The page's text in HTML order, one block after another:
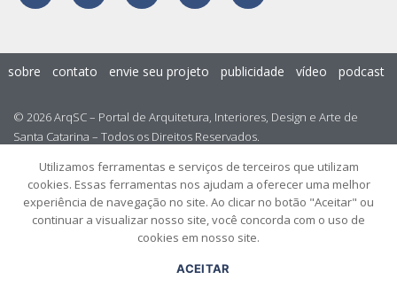
© 2026 ArqSC – Portal de Arquitetura, Interiores, Design e Arte de
Santa Catarina – Todos os Direitos Reservados.
sobre contato envie seu projeto publicidade vídeo podcast
Utilizamos ferramentas e serviços de terceiros que utilizam
cookies. Essas ferramentas nos ajudam a oferecer uma melhor
experiência de navegação no site. Ao clicar no botão "Aceitar" ou
continuar a visualizar nosso site, você concorda com o uso de
cookies em nosso site.
ACEITAR